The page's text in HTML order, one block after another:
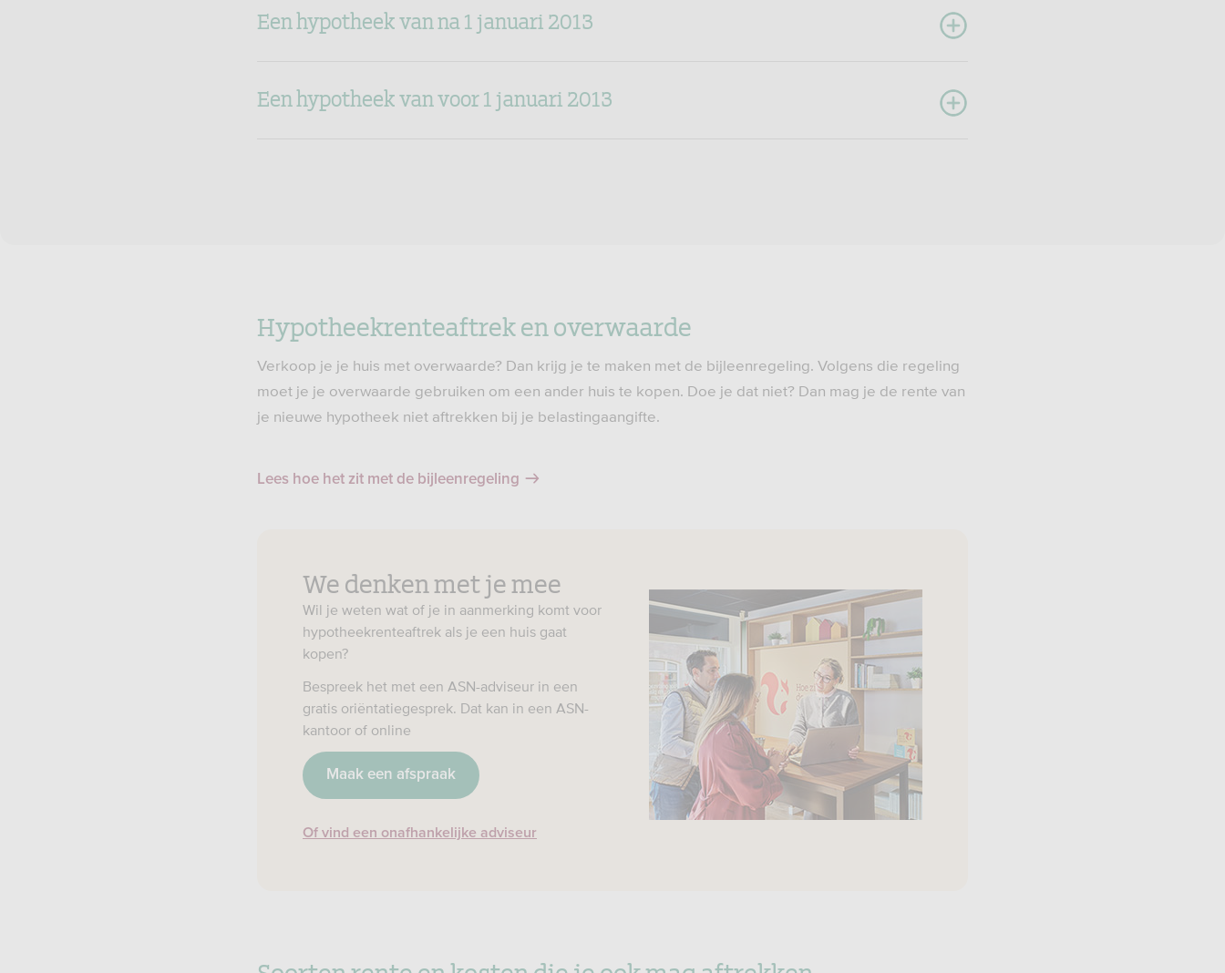
Een hypotheek van na 1 januari 2013
Een hypotheek van voor 1 januari 2013
Hypotheekrenteaftrek en overwaarde
Verkoop je je huis met overwaarde? Dan krijg je te maken met de bijleenregeling. Volgens die regeling
moet je je overwaarde gebruiken om een ander huis te kopen. Doe je dat niet? Dan mag je de rente van
je nieuwe hypotheek niet aftrekken bij je belastingaangifte.
Lees hoe het zit met de bijleenregeling
We denken met je mee
Wil je weten wat of je in aanmerking komt voor
hypotheekrenteaftrek als je een huis gaat
kopen?
Bespreek het met een ASN-adviseur in een
gratis oriëntatiegesprek. Dat kan in een ASN-
kantoor of online
Maak een afspraak
Of vind een onafhankelijke adviseur